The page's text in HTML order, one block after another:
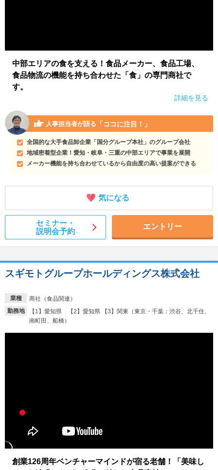
中部エリアの食を支える！食品メーカー、食品工場、
食品物流の機能を持ち合わせた「食」の専門商社で
す。
詳細を見る
人事担当者が語る 「ココに注目！」
全国的な大手食品卸企業「国分グループ本社」のグループ会社
地域密着型企業！愛知・岐阜・三重の中部エリアで事業を展開
メーカー機能を持ち合わせているから自由度の高い提案ができる
気になる
セミナー・
説明会予約
エントリー
業種
商社（食品関連）
勤務地
【1】愛知県 【2】愛知県 【3】関東（東京・千葉：渋谷、北千住、
南町田、船橋）
スギモトグループホールディングス株式会社
創業126周年ベンチャーマインドが宿る老舗！「美味し